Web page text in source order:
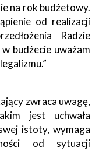
na rok budżetowy.
od realizacji
Radzie
budżecie uważam
zwraca uwagę,
jest uchwała
istoty, wymaga
od sytuacji